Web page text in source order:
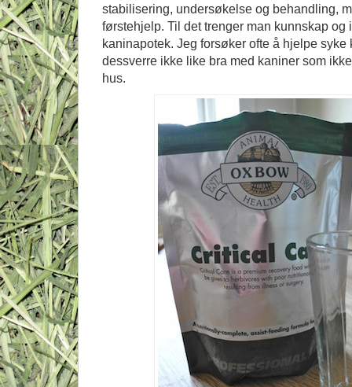
stabilisering, undersøkelse og behandling,
førstehjelp. Til det trenger man kunnskap og
kaninapotek. Jeg forsøker ofte å hjelpe
dessverre ikke like bra med kaniner som
hus.